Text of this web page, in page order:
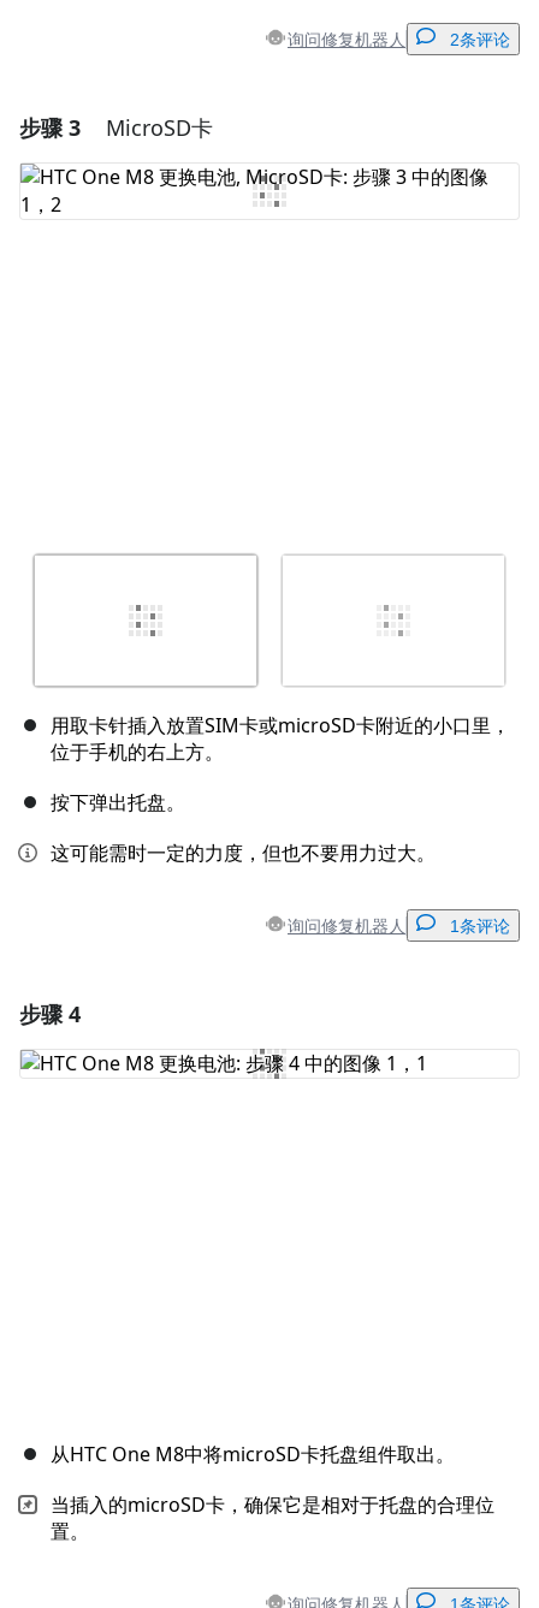
询问修复机器人 2条评论
添加评论
步骤 3 MicroSD卡
用取卡针插入放置SIM卡或microSD卡附近的小口里，
位于手机的右上方。
按下弹出托盘。
这可能需时一定的力度，但也不要用力过大。
询问修复机器人 1条评论
添加评论
步骤 4
从HTC One M8中将microSD卡托盘组件取出。
当插入的microSD卡，确保它是相对于托盘的合理位
置。
询问修复机器人